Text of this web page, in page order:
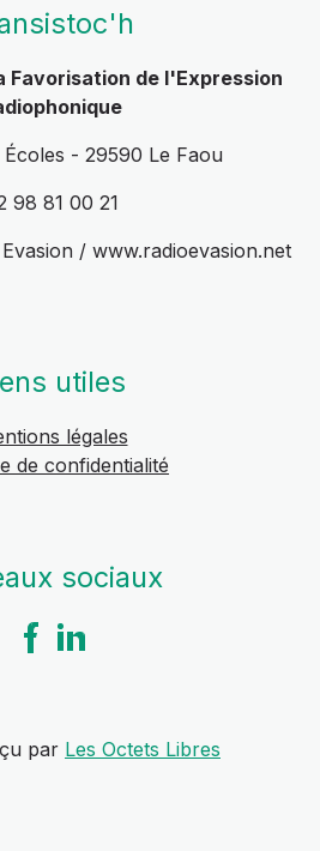
Favorisation de l'Expression
Écoles - 29590 Le Faou
98 81 00 21
/ www.radioevasion.net
utiles
légales
de confidentialité
sociaux
par Les Octets Libres